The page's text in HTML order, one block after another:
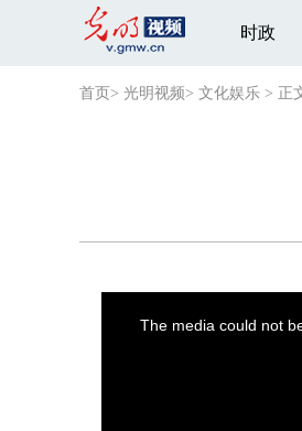
时政
首页 > 光明视频> 文化娱乐 > 正
The media could not